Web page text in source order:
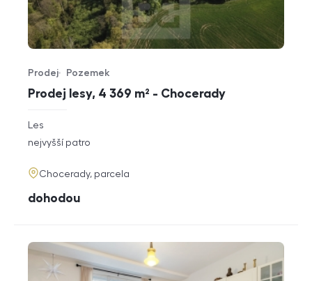
Prodej lesy, 4 369 m² - Chocerady
Typ nabídky
Prodej
Typ nemovitosti
Pozemek
rozměry
Les
funkce
nejvyšší patro
adresa
Chocerady, parcela
cena
dohodou